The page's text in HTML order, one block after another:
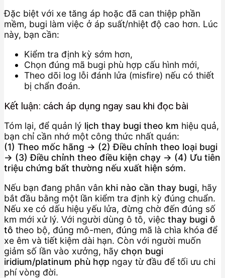
Đặc biệt với xe tăng áp hoặc đã can thiệp phần
mềm, bugi làm việc ở áp suất/nhiệt độ cao hơn. Lúc
này, bạn cần:
Kiểm tra định kỳ sớm hơn,
Chọn đúng mã bugi phù hợp cấu hình mới,
Theo dõi log lỗi đánh lửa (misfire) nếu có thiết
bị chẩn đoán.
Kết luận: cách áp dụng ngay sau khi đọc bài
Tóm lại, để quản lý lịch thay bugi theo km hiệu quả,
bạn chỉ cần nhớ một công thức nhất quán:
(1) Theo mốc hãng → (2) Điều chỉnh theo loại bugi
→ (3) Điều chỉnh theo điều kiện chạy → (4) Ưu tiên
triệu chứng bất thường nếu xuất hiện sớm.
Nếu bạn đang phân vân khi nào cần thay bugi, hãy
bắt đầu bằng một lần kiểm tra định kỳ đúng chuẩn.
Nếu xe có dấu hiệu yếu lửa, đừng chờ đến đúng số
km mới xử lý. Với người dùng ô tô, việc thay bugi ô
tô theo bộ, đúng mô-men, đúng mã là chìa khóa để
xe êm và tiết kiệm dài hạn. Còn với người muốn
giảm số lần vào xưởng, hãy chọn bugi
iridium/platinum phù hợp ngay từ đầu để tối ưu chi
phí vòng đời.